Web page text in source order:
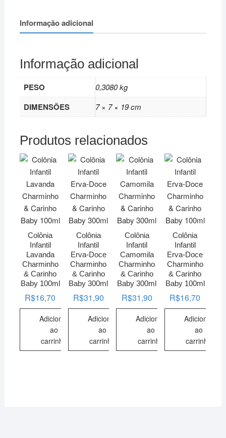
Informação adicional
Informação adicional
PESO 0,3080 kg
DIMENSÕES 7 × 7 × 19 cm
Produtos relacionados
Colônia
Infantil
Lavanda
Charminho
& Carinho
Baby 100ml
R$16,70
Adicionar
ao
carrinho
Colônia
Infantil
Erva-Doce
Charminho
& Carinho
Baby 300ml
R$31,90
Adicionar
ao
carrinho
Colônia
Infantil
Camomila
Charminho
& Carinho
Baby 300ml
R$31,90
Adicionar
ao
carrinho
Colônia
Infantil
Erva-Doce
Charminho
& Carinho
Baby 100ml
R$16,70
Adicionar
ao
carrinho